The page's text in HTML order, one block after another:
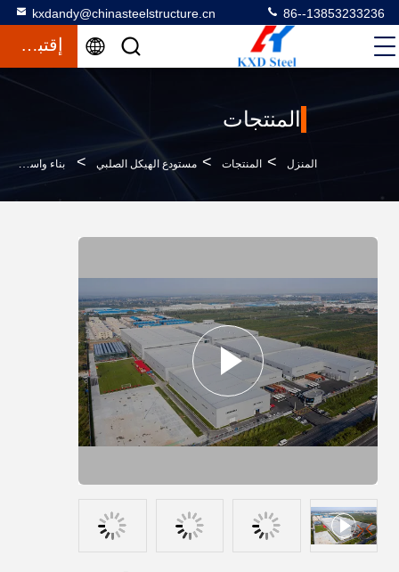
kxdandy@chinasteelstructure.cn 86--13853233236
إقتباس
المنتجات
المنزل > المنتجات > مستودع الهيكل الصلبي > بناء واسع النطاق مخازن مصنوعة مسبقاً ورشة عمل هيكل فولاذي بناء معدني